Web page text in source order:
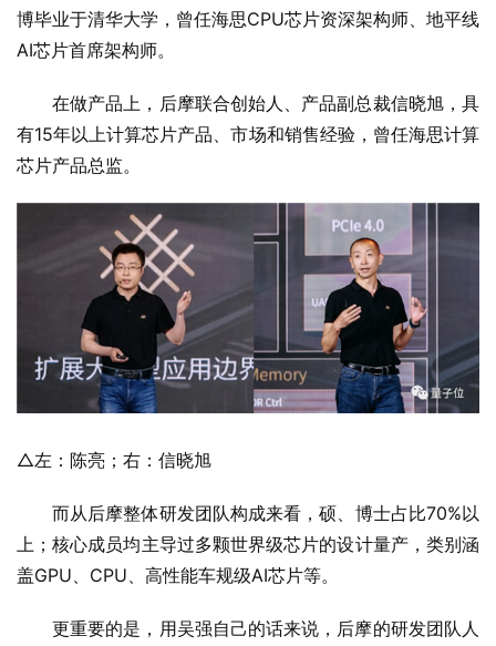
博毕业于清华大学，曾任海思CPU芯片资深架构师、地平线
AI芯片首席架构师。
在做产品上，后摩联合创始人、产品副总裁信晓旭，具
有15年以上计算芯片产品、市场和销售经验，曾任海思计算
芯片产品总监。
△左：陈亮；右：信晓旭
而从后摩整体研发团队构成来看，硕、博士占比70%以
上；核心成员均主导过多颗世界级芯片的设计量产，类别涵
盖GPU、CPU、高性能车规级AI芯片等。
更重要的是，用吴强自己的话来说，后摩的研发团队人